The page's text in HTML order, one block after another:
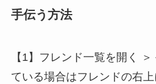
手伝う方法
【1】フレンド一覧を開く
ている場合はフレンドの右